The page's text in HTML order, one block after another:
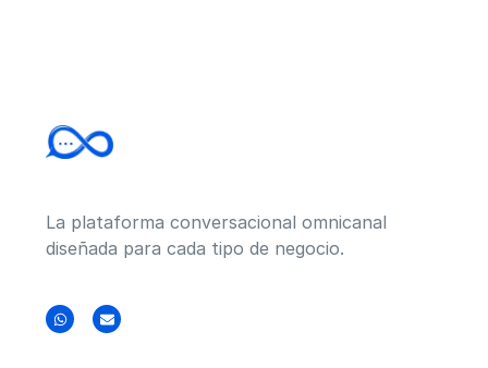
La plataforma conversacional omnicanal
diseñada para cada tipo de negocio.